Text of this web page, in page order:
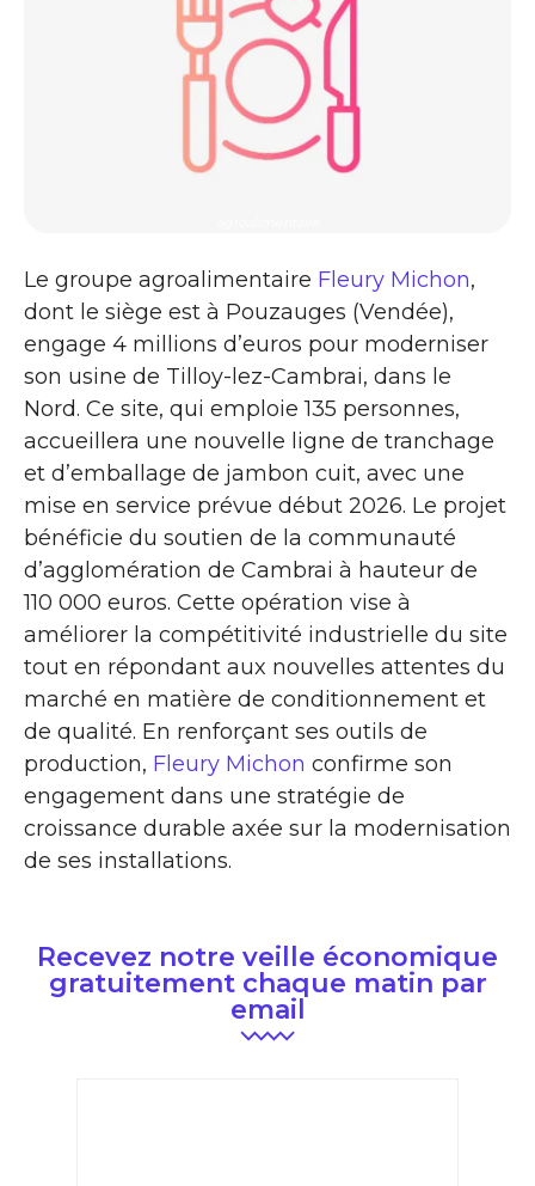
Le groupe agroalimentaire Fleury Michon,
dont le siège est à Pouzauges (Vendée),
engage 4 millions d’euros pour moderniser
son usine de Tilloy-lez-Cambrai, dans le
Nord. Ce site, qui emploie 135 personnes,
accueillera une nouvelle ligne de tranchage
et d’emballage de jambon cuit, avec une
mise en service prévue début 2026. Le projet
bénéficie du soutien de la communauté
d’agglomération de Cambrai à hauteur de
110 000 euros. Cette opération vise à
améliorer la compétitivité industrielle du site
tout en répondant aux nouvelles attentes du
marché en matière de conditionnement et
de qualité. En renforçant ses outils de
production, Fleury Michon confirme son
engagement dans une stratégie de
croissance durable axée sur la modernisation
de ses installations.
Recevez notre veille économique
gratuitement chaque matin par
email